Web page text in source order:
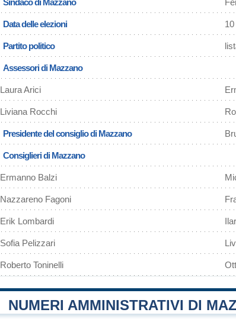
Sindaco di Mazzano
Data delle elezioni
Partito politico
Assessori di Mazzano
Laura Arici
Liviana Rocchi
Presidente del consiglio di Mazzano
Consiglieri di Mazzano
Ermanno Balzi
Nazzareno Fagoni
Erik Lombardi
Sofia Pelizzari
Roberto Toninelli
NUMERI AMMINISTRATIVI DI